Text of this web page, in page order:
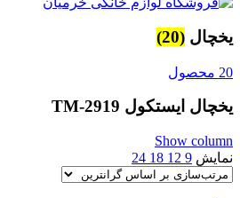
یخچال (20)
20 محصول
یخچال ایستکول TM-2919
Show column
نمایش 9
12
18
24